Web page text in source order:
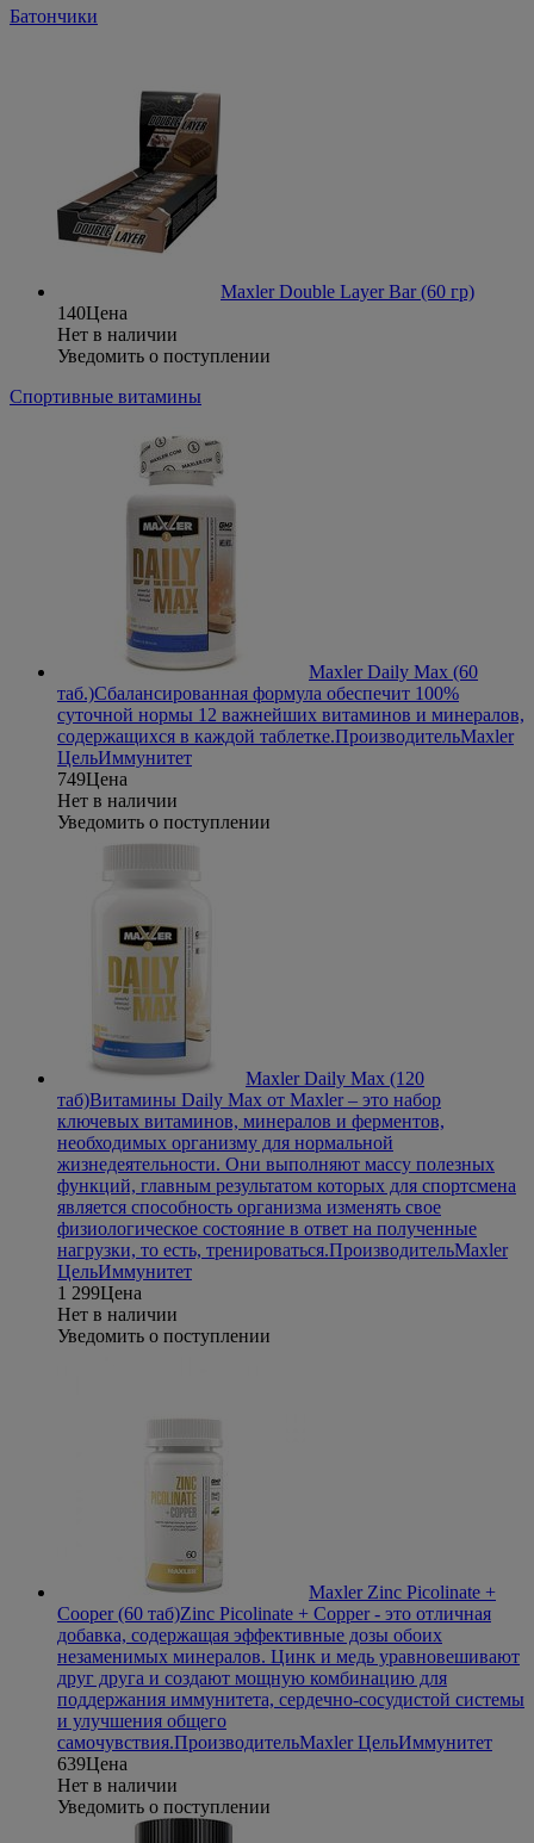
Батончики
Maxler Double Layer Bar (60 гр)
140Цена
Нет в наличии
Уведомить о поступлении
Спортивные витамины
Maxler Daily Max (60
таб.)Сбалансированная формула обеспечит 100%
суточной нормы 12 важнейших витаминов и минералов,
содержащихся в каждой таблетке.ПроизводительMaxler
ЦельИммунитет
749Цена
Нет в наличии
Уведомить о поступлении
Maxler Daily Max (120
таб)Витамины Daily Max от Maxler – это набор
ключевых витаминов, минералов и ферментов,
необходимых организму для нормальной
жизнедеятельности. Они выполняют массу полезных
функций, главным результатом которых для спортсмена
является способность организма изменять свое
физиологическое состояние в ответ на полученные
нагрузки, то есть, тренироваться.ПроизводительMaxler
ЦельИммунитет
1 299Цена
Нет в наличии
Уведомить о поступлении
Maxler Zinc Picolinate +
Cooper (60 таб)Zinc Picolinate + Copper - это отличная
добавка, содержащая эффективные дозы обоих
незаменимых минералов. Цинк и медь уравновешивают
друг друга и создают мощную комбинацию для
поддержания иммунитета, сердечно-сосудистой системы
и улучшения общего
самочувствия.ПроизводительMaxler ЦельИммунитет
639Цена
Нет в наличии
Уведомить о поступлении